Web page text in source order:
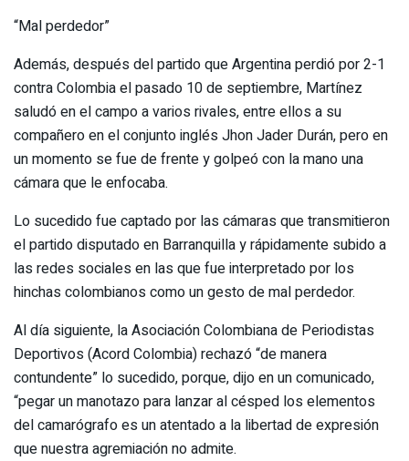
“Mal perdedor”
Además, después del partido que Argentina perdió por 2-1
contra Colombia el pasado 10 de septiembre, Martínez
saludó en el campo a varios rivales, entre ellos a su
compañero en el conjunto inglés Jhon Jader Durán, pero en
un momento se fue de frente y golpeó con la mano una
cámara que le enfocaba.
Lo sucedido fue captado por las cámaras que transmitieron
el partido disputado en Barranquilla y rápidamente subido a
las redes sociales en las que fue interpretado por los
hinchas colombianos como un gesto de mal perdedor.
Al día siguiente, la Asociación Colombiana de Periodistas
Deportivos (Acord Colombia) rechazó “de manera
contundente” lo sucedido, porque, dijo en un comunicado,
“pegar un manotazo para lanzar al césped los elementos
del camarógrafo es un atentado a la libertad de expresión
que nuestra agremiación no admite.